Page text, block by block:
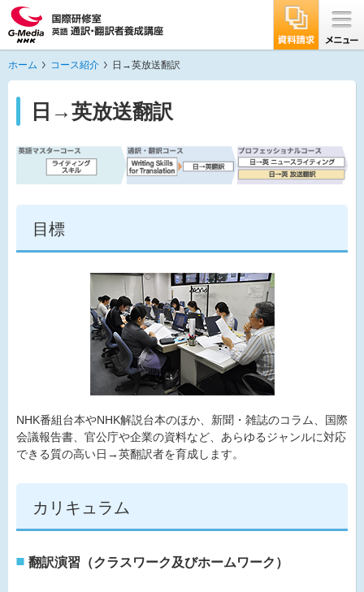
ホーム コース紹介 日→英放送翻訳
日→英放送翻訳
目標
NHK番組台本やNHK解説台本のほか、新聞・雑誌のコラム、国際
会議報告書、官公庁や企業の資料など、あらゆるジャンルに対応
できる質の高い日→英翻訳者を育成します。
カリキュラム
翻訳演習（クラスワーク及びホームワーク）